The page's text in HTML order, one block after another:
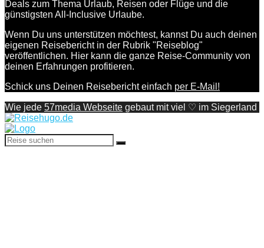
Deals zum Thema Urlaub, Reisen oder Flüge und die
günstigsten All-Inclusive Urlaube.
Wenn Du uns unterstützen möchtest, kannst Du auch deinen
eigenen Reisebericht in der Rubrik "Reiseblog"
veröffentlichen. Hier kann die ganze Reise-Community von
deinen Erfahrungen profitieren.
Schick uns Deinen Reisebericht einfach per E-Mail!
Wie jede 57media Webseite gebaut mit viel ♡ im Siegerland